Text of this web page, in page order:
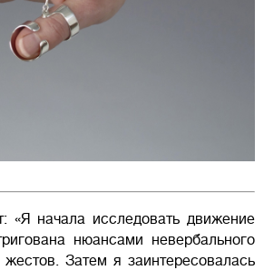
«Я начала исследовать движение
нюансами невербального
Затем я заинтересовалась